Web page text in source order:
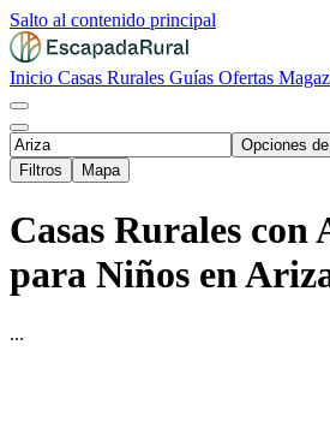
Salto al contenido principal
Inicio Casas Rurales Guías Ofertas
Opciones
Filtros
Mapa
Casas Rurales con
para Niños en
...